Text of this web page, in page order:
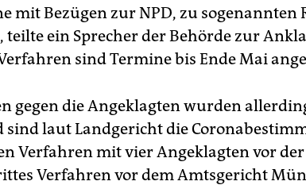
mit Bezügen zur NPD, zu sogenannten
teilte ein Sprecher der Behörde zur
sind Termine bis Ende Mai
gegen die Angeklagten wurden
laut Landgericht die
Verfahren mit vier Angeklagten vor
Verfahren vor dem Amtsgericht